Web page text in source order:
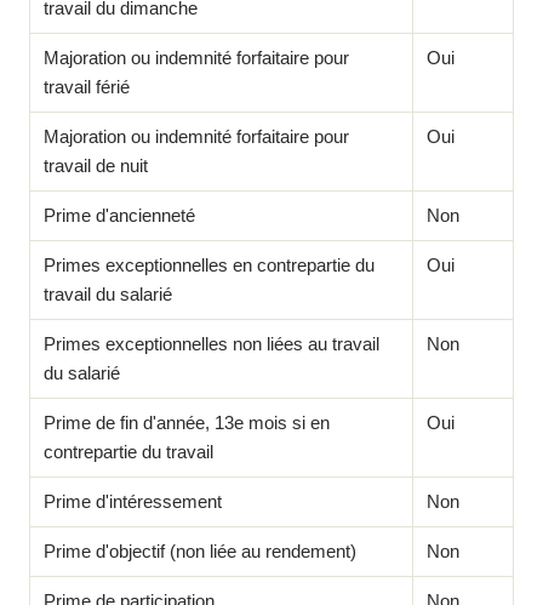
travail du dimanche
Majoration ou indemnité forfaitaire pour
travail férié
Oui
Majoration ou indemnité forfaitaire pour
travail de nuit
Oui
Prime d'ancienneté Non
Primes exceptionnelles en contrepartie du
travail du salarié
Oui
Primes exceptionnelles non liées au travail
du salarié
Non
Prime de fin d'année, 13e mois si en
contrepartie du travail
Oui
Prime d'intéressement Non
Prime d'objectif (non liée au rendement) Non